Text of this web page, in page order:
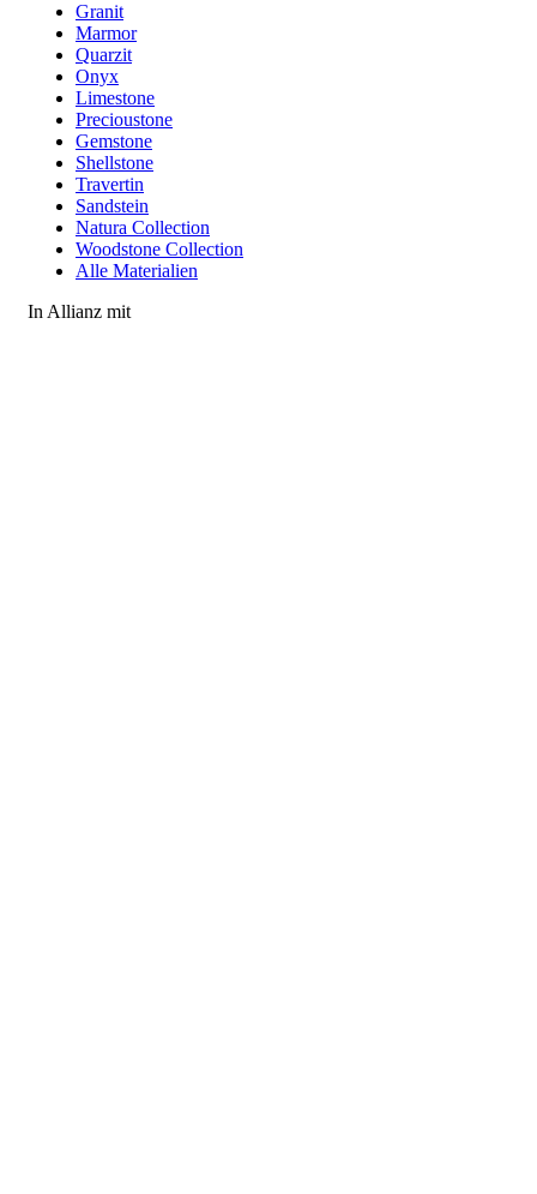
Granit
Marmor
Quarzit
Onyx
Limestone
Precioustone
Gemstone
Shellstone
Travertin
Sandstein
Natura Collection
Woodstone Collection
Alle Materialien
In Allianz mit